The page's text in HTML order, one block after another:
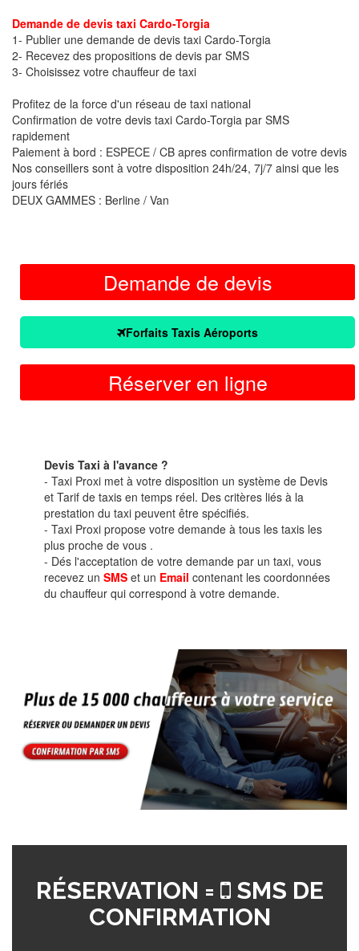
Demande de devis taxi Cardo-Torgia
1- Publier une demande de devis taxi Cardo-Torgia
2- Recevez des propositions de devis par SMS
3- Choisissez votre chauffeur de taxi
Profitez de la force d'un réseau de taxi national
Confirmation de votre devis taxi Cardo-Torgia par SMS
rapidement
Paiement à bord : ESPECE / CB apres confirmation de votre devis
Nos conseillers sont à votre disposition 24h/24, 7j/7 ainsi que les
jours fériés
DEUX GAMMES : Berline / Van
Demande de devis
Forfaits Taxis Aéroports
Réserver en ligne
Devis Taxi à l'avance ?
- Taxi Proxi met à votre disposition un système de Devis
et Tarif de taxis en temps réel. Des critères liés à la
prestation du taxi peuvent être spécifiés.
- Taxi Proxi propose votre demande à tous les taxis les
plus proche de vous .
- Dés l'acceptation de votre demande par un taxi, vous
recevez un SMS et un Email contenant les coordonnées
du chauffeur qui correspond à votre demande.
RÉSERVATION =
SMS DE
CONFIRMATION